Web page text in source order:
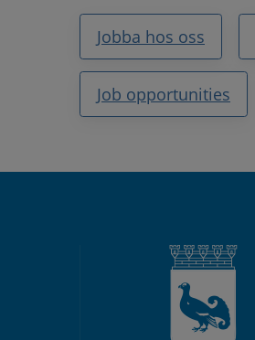
Jobba hos oss
Job opportunities